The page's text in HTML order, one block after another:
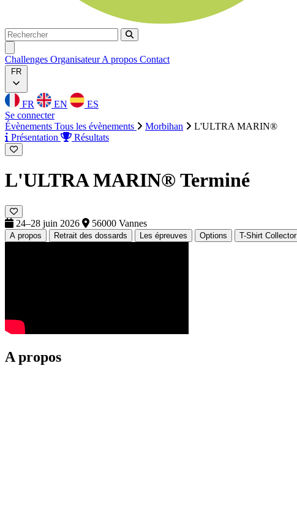
Rechercher
Rechercher
Challenges OrganisateurA propos Contact
FR
FR EN
ES
Se connecter
Évènements Tous les évènements Morbihan
L'ULTRA MARIN®
Présentation
Résultats
L'ULTRA MARIN® Terminé
24–28 juin 2026 56000 Vannes
A propos Retrait des dossards Les épreuves Options T-Shirt Collector
A propos